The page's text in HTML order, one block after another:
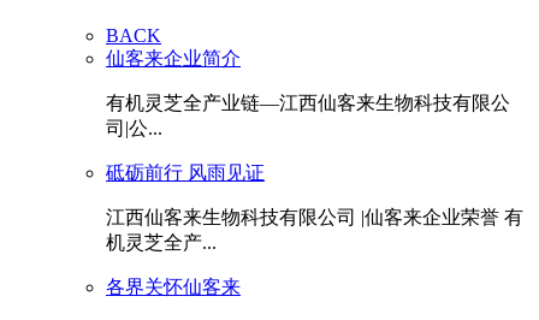
BACK
仙客来企业简介
有机灵芝全产业链—江西仙客来生物科技有限公
司|公...
砥砺前行 风雨见证
江西仙客来生物科技有限公司 |仙客来企业荣誉 有
机灵芝全产...
各界关怀仙客来